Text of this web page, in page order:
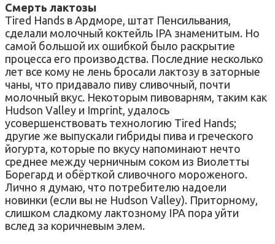
Смерть лактозы
Tired Hands в Ардморе, штат Пенсильвания,
сделали молочный коктейль IPA знаменитым. Но
самой большой их ошибкой было раскрытие
процесса его производства. Последние несколько
лет все кому не лень бросали лактозу в заторные
чаны, что придавало пиву сливочный, почти
молочный вкус. Некоторым пивоварням, таким как
Hudson Valley и Imprint, удалось
усовершенствовать технологию Tired Hands;
другие же выпускали гибриды пива и греческого
йогурта, которые по вкусу напоминают нечто
среднее между черничным соком из Виолетты
Борегард и обёрткой сливочного мороженого.
Лично я думаю, что потребителю надоели
новинки (если вы не Hudson Valley). Приторному,
слишком сладкому лактозному IPA пора уйти
вслед за коричневым элем.